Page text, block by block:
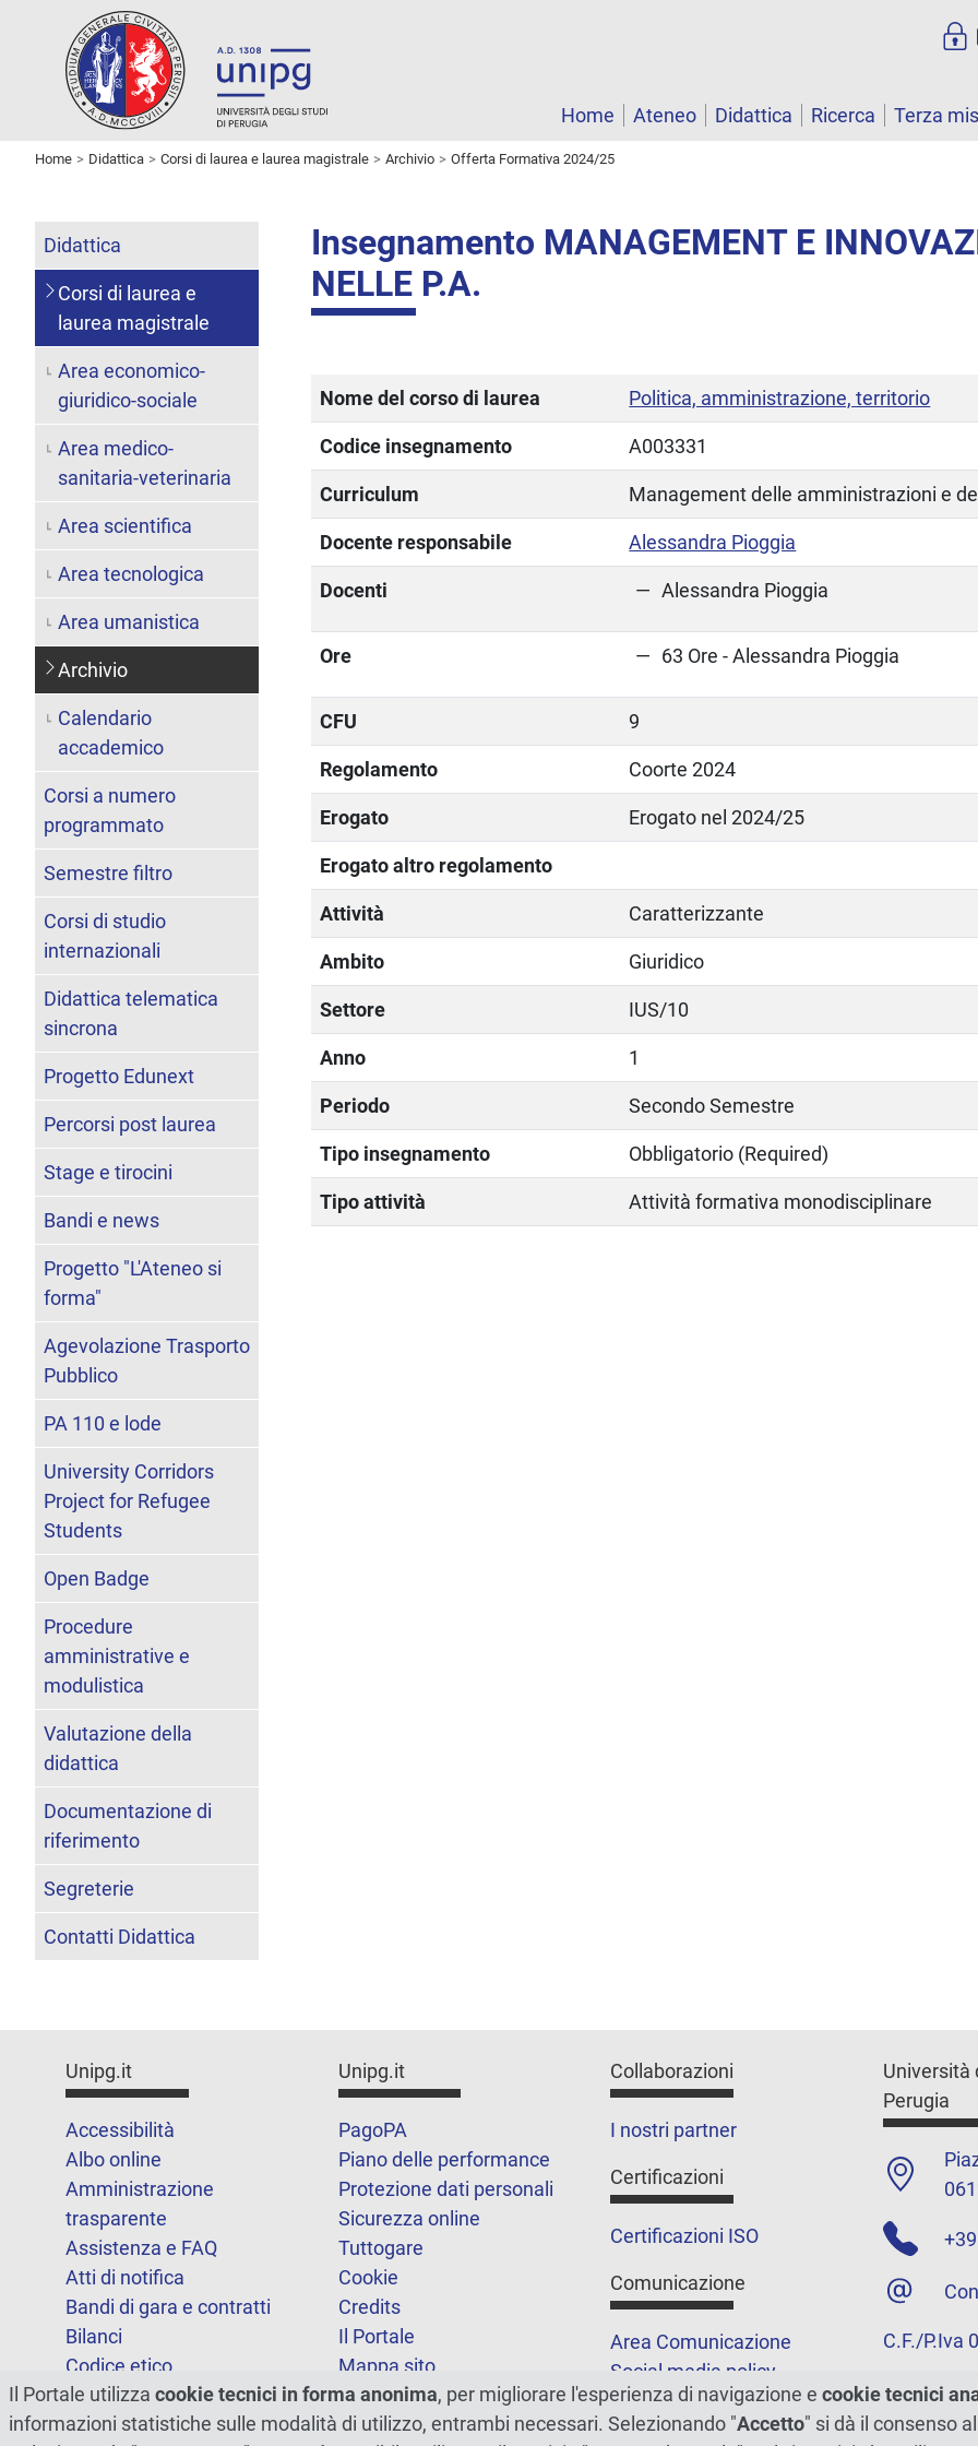
Home
Ateneo Didattica Ricerca Terza
Home Didattica Corsi di laurea e laurea magistrale Archivio Offerta Formativa 2024/25
Insegnamento MANAGEMENT E
NELLE P.A.
Nome del corso di laurea Politica, amministrazione, territorio
Codice insegnamento A003331
Curriculum Management delle amministrazioni e
Docente responsabile Alessandra Pioggia
Docenti Alessandra Pioggia
Ore 63 Ore - Alessandra Pioggia
CFU 9
Regolamento Coorte 2024
Erogato Erogato nel 2024/25
Erogato altro regolamento
Attività Caratterizzante
Ambito Giuridico
Settore IUS/10
Anno 1
Periodo Secondo Semestre
Tipo insegnamento Obbligatorio (Required)
Tipo attività Attività formativa monodisciplinare
Didattica
Corsi di laurea e
laurea magistrale
Area economico-
giuridico-sociale
Area medico-
sanitaria-veterinaria
Area scientifica
Area tecnologica
Area umanistica
Archivio
Calendario
accademico
Corsi a numero
programmato
Semestre filtro
Corsi di studio
internazionali
Didattica telematica
sincrona
Progetto Edunext
Percorsi post laurea
Stage e tirocini
Bandi e news
Progetto "L'Ateneo si
forma"
Agevolazione Trasporto
Pubblico
PA 110 e lode
University Corridors
Project for Refugee
Students
Open Badge
Procedure
amministrative e
modulistica
Valutazione della
didattica
Documentazione di
riferimento
Segreterie
Contatti Didattica
Unipg.it
Accessibilità
Albo online
Amministrazione
trasparente
Assistenza e FAQ
Atti di notifica
Bandi di gara e contratti
Bilanci
Codice etico
FOIA
Note legali
Unipg.it
PagoPA
Piano delle performance
Protezione dati personali
Sicurezza online
Tuttogare
Cookie
Credits
Il Portale
Mappa sito
Statistiche
Dichiarazione di
Collaborazioni
I nostri partner
Certificazioni
Certificazioni ISO
Comunicazione
Area Comunicazione
Social media policy
Podcast
Merchandising e shop
Università
Perugia
C.F./P.Iva
Il Portale utilizza cookie tecnici in forma anonima, per migliorare l'esperienza di navigazione e cookie tecnici
informazioni statistiche sulle modalità di utilizzo, entrambi necessari. Selezionando "Accetto" si dà il consenso